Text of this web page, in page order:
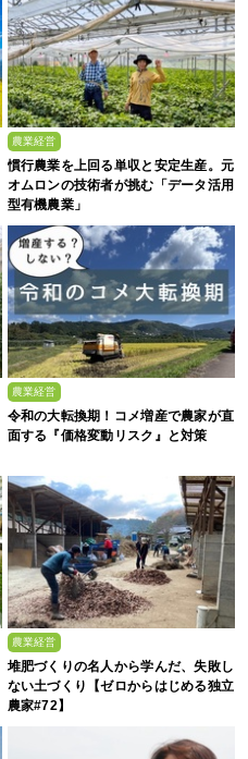
農業経営
慣行農業を上回る単収と安定生産。元
オムロンの技術者が挑む「データ活用
型有機農業」
農業経営
令和の大転換期！コメ増産で農家が直
面する『価格変動リスク』と対策
農業経営
堆肥づくりの名人から学んだ、失敗し
ない土づくり【ゼロからはじめる独立
農家#72】